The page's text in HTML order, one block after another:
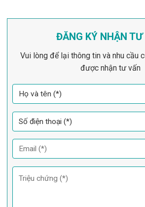
ĐĂNG KÝ NHẬN TƯ
Vui lòng để lại thông tin và nhu cầu
được nhận tư vấn